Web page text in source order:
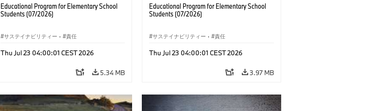
Educational Program for Elementary School
Students (07/2026)
サステイナビリティー · 責任
Thu Jul 23 04:00:01 CEST 2026
5.34 MB
Educational Program for Elementary School
Students (07/2026)
サステイナビリティー · 責任
Thu Jul 23 04:00:01 CEST 2026
3.97 MB